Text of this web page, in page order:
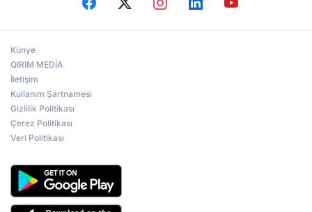
Künye
QIRIM MEDİA
İletişim
Kullanım Şartnamesi
Gizlilik Politikası
Çerez Politikası
Veri Politikası